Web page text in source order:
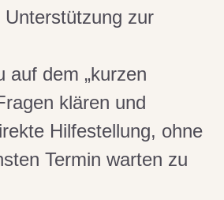
Unterstützung zur
auf dem „kurzen
klären und
Hilfestellung, ohne
Termin warten zu